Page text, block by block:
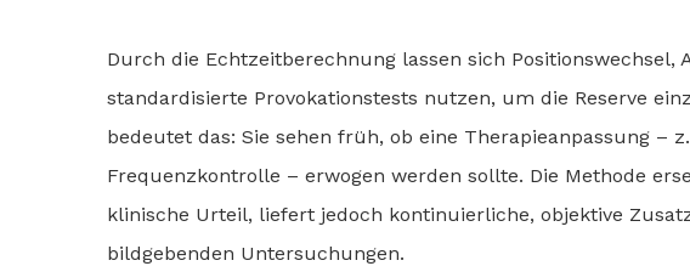
Durch die Echtzeitberechnung lassen sich Positionswechsel,
standardisierte Provokationstests nutzen, um die Reserve
bedeutet das: Sie sehen früh, ob eine Therapieanpassung –
Frequenzkontrolle – erwogen werden sollte. Die Methode
klinische Urteil, liefert jedoch kontinuierliche, objektive
bildgebenden Untersuchungen.